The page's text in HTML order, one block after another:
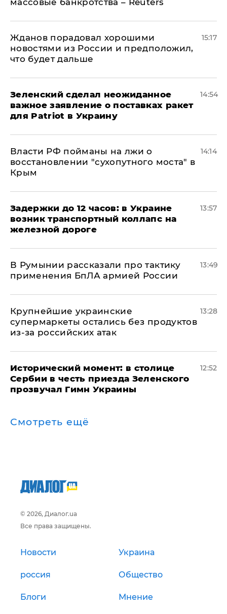
массовые банкротства – Reuters
Жданов порадовал хорошими
новостями из России и предположил,
что будет дальше
15:17
Зеленский сделал неожиданное
важное заявление о поставках ракет
для Patriot в Украину
14:54
Власти РФ пойманы на лжи о
восстановлении "сухопутного моста" в
Крым
14:14
Задержки до 12 часов: в Украине
возник транспортный коллапс на
железной дороге
13:57
В Румынии рассказали про тактику
применения БпЛА армией России
13:49
Крупнейшие украинские
супермаркеты остались без продуктов
из-за российских атак
13:28
Исторический момент: в столице
Сербии в честь приезда Зеленского
прозвучал Гимн Украины
12:52
Смотреть ещё
© 2026, Диалог.ua
Все права защищены.
Новости Украина
россия Общество
Блоги Мнение